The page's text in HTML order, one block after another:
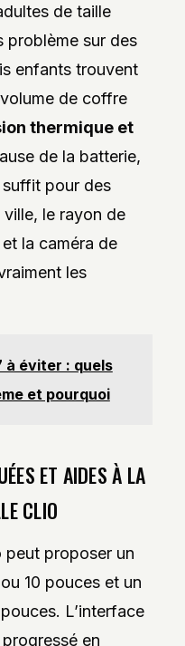
de taille
problème sur des
enfants trouvent
de coffre
thermique et
de la batterie,
pour des
le rayon de
la caméra de
les
à éviter : quels
et pourquoi
ET AIDES À LA
CLIO
peut proposer un
10 pouces et un
L’interface
en